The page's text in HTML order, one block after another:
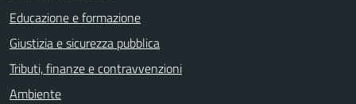
Educazione e formazione
Giustizia e sicurezza pubblica
Tributi, finanze e contravvenzioni
Ambiente